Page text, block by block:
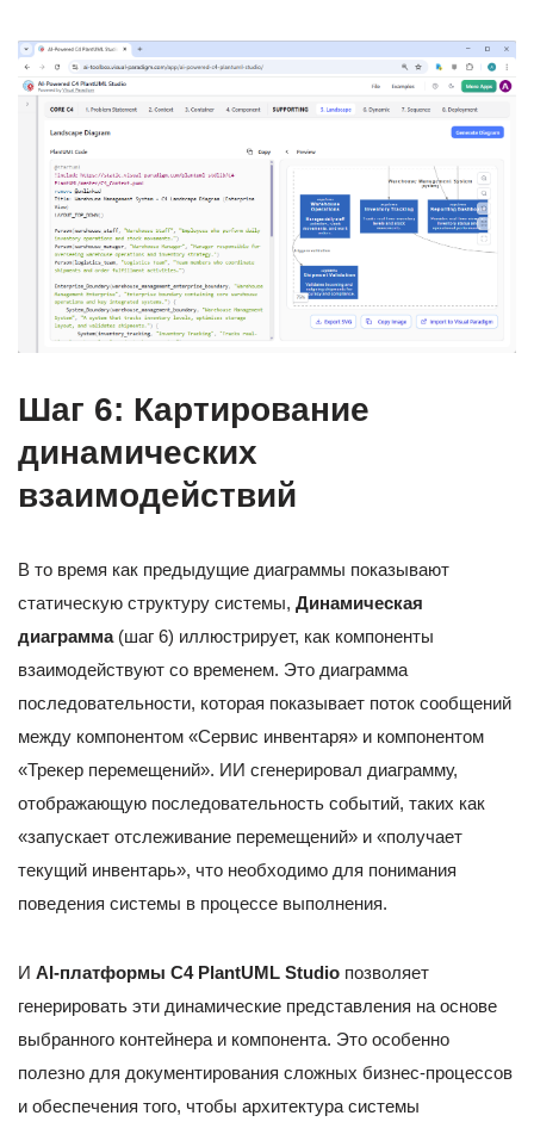
Шаг 6: Картирование
динамических
взаимодействий
В то время как предыдущие диаграммы показывают
статическую структуру системы, Динамическая
диаграмма(шаг 6) иллюстрирует, как компоненты
взаимодействуют со временем. Это диаграмма
последовательности, которая показывает поток сообщений
между компонентом «Сервис инвентаря» и компонентом
«Трекер перемещений». ИИ сгенерировал диаграмму,
отображающую последовательность событий, таких как
«запускает отслеживание перемещений» и «получает
текущий инвентарь», что необходимо для понимания
поведения системы в процессе выполнения.
И AI-платформы C4 PlantUML Studio позволяет
генерировать эти динамические представления на основе
выбранного контейнера и компонента. Это особенно
полезно для документирования сложных бизнес-процессов
и обеспечения того, чтобы архитектура системы